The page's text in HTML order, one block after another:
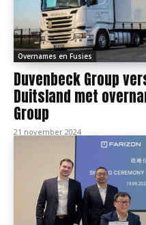
Overnames en Fusies
Duvenbeck Group
Duitsland met
Group
21 november 2024